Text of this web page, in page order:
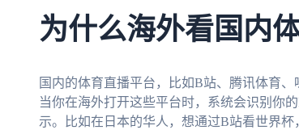
为什么海外看国内
国内的体育直播平台，比如B站、腾讯体育
当你在海外打开这些平台时，系统会识别你
示。比如在日本的华人，想通过B站看世界